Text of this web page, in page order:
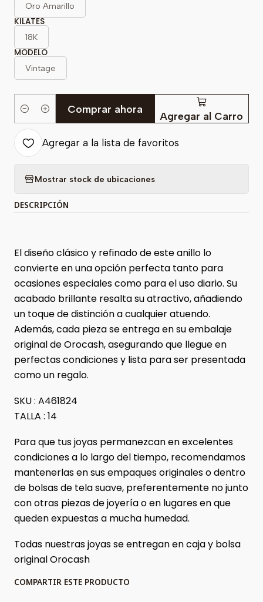
Oro Amarillo
KILATES
18K
MODELO
Vintage
Cantidad Agregar al Carro
Comprar ahora
Agregar a la lista de favoritos
Mostrar stock de ubicaciones
DESCRIPCIÓN
El diseño clásico y refinado de este anillo lo
convierte en una opción perfecta tanto para
ocasiones especiales como para el uso diario. Su
acabado brillante resalta su atractivo, añadiendo
un toque de distinción a cualquier atuendo.
Además, cada pieza se entrega en su embalaje
original de Orocash, asegurando que llegue en
perfectas condiciones y lista para ser presentada
como un regalo.
SKU : A461824
TALLA : 14
Para que tus joyas permanezcan en excelentes
condiciones a lo largo del tiempo, recomendamos
mantenerlas en sus empaques originales o dentro
de bolsas de tela suave, preferentemente no junto
con otras piezas de joyería o en lugares en que
queden expuestas a mucha humedad.
Todas nuestras joyas se entregan en caja y bolsa
original Orocash
COMPARTIR ESTE PRODUCTO